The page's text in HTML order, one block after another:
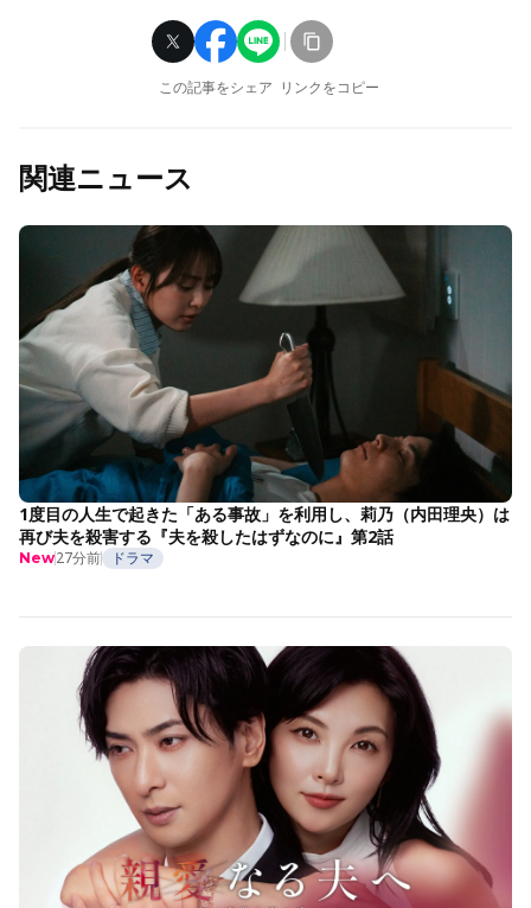
この記事をシェア リンクをコピー
関連ニュース
1度目の人生で起きた「ある事故」を利用し、莉乃（内田理央）は
再び夫を殺害する『夫を殺したはずなのに』第2話
New27分前 ドラマ